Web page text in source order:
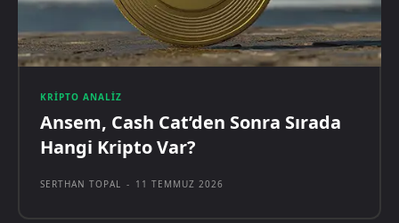
KRIPTO ANALIZ
Ansem, Cash Cat’den Sonra Sırada
Hangi Kripto Var?
SERTHAN TOPAL - 11 TEMMUZ 2026